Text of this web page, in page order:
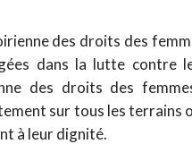
des droits des
dans la lutte contre
des droits des
sur tous les
à leur dignité.